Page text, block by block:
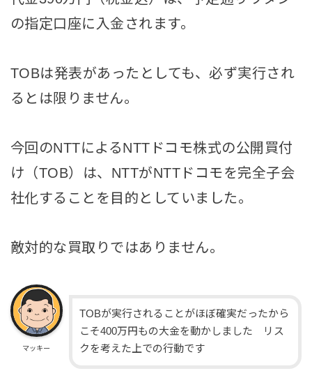
の指定口座に入金されます。
TOBは発表があったとしても、必ず実行され
るとは限りません。
今回のNTTによるNTTドコモ株式の公開買付
け（TOB）は、NTTがNTTドコモを完全子会
社化することを目的としていました。
敵対的な買取りではありません。
マッキー
TOBが実行されることがほぼ確実だったから
こそ400万円もの大金を動かしました リス
クを考えた上での行動です